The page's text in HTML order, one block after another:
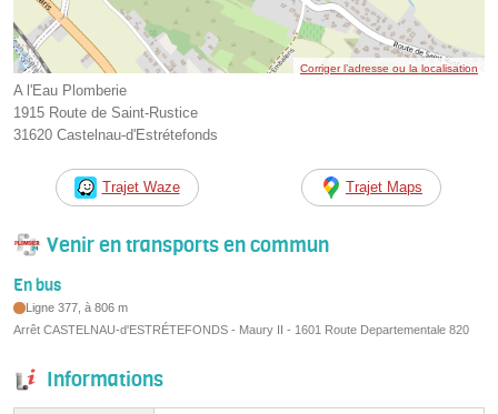
Corriger l’adresse ou la localisation
A l'Eau Plomberie
1915 Route de Saint-Rustice
31620 Castelnau-d'Estrétefonds
Trajet Waze Trajet Maps
Venir en transports en commun
En bus
Ligne 377, à 806 m
Arrêt CASTELNAU-d'ESTRÉTEFONDS - Maury II - 1601 Route Departementale 820
Informations